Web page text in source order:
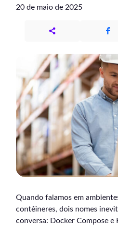
20 de maio de 2025
Quando falamos em
contêineres, dois nomes
conversa: Docker Compose e